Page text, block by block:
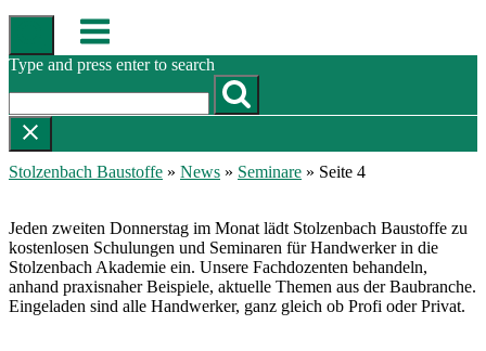
Skip
content
Menu
Type and press enter to search
Stolzenbach Baustoffe » News » Seminare » Seite 4
Jeden zweiten Donnerstag im Monat lädt Stolzenbach Baustoffe zu
kostenlosen Schulungen und Seminaren für Handwerker in die
Stolzenbach Akademie ein. Unsere Fachdozenten behandeln,
anhand praxisnaher Beispiele, aktuelle Themen aus der Baubranche.
Eingeladen sind alle Handwerker, ganz gleich ob Profi oder Privat.